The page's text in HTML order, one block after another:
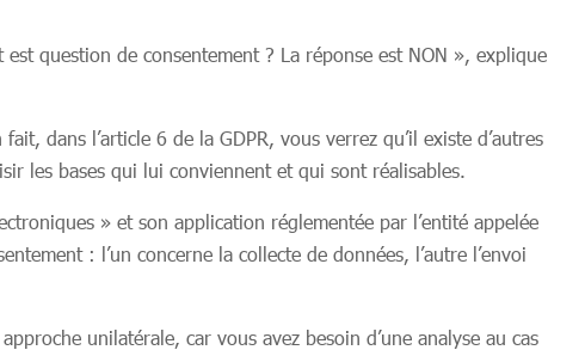
question de consentement ? La réponse est NON », explique
dans l’article 6 de la GDPR, vous verrez qu’il existe d’autres
les bases qui lui conviennent et qui sont réalisables.
» et son application réglementée par l’entité appelée
: l’un concerne la collecte de données, l’autre l’envoi
unilatérale, car vous avez besoin d’une analyse au cas